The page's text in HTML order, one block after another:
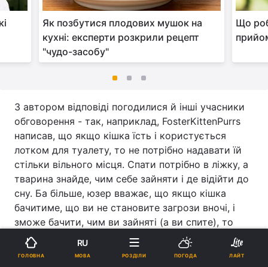
Як позбутися плодових мушок на
кухні: експерти розкрили рецепт
"чудо-засобу"
Що
З автором відповіді погодилися й інші учасники
обговорення - так, наприклад, FosterKittenPurrs
написав, що якщо кішка їсть і користується
лотком для туалету, то не потрібно надавати їй
стільки вільного місця. Спати потрібно в ліжку, а
тварина знайде, чим себе зайняти і де відійти до
сну. Ба більше, юзер вважає, що якщо кішка
бачитиме, що ви не становите загрози вночі, і
зможе бачити, чим ви зайняті (а ви спите), то
взаємини з твариною налагодяться швидше без
жертв у вигляді сну.
ГОЛОВНА
RU
МОВА РОЗДІЛИ ПОГОДА ЛАЙТ